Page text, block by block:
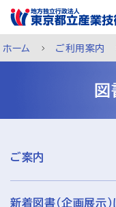
スキップして本文へ
ホーム ご利用案内
ご案内
新着図書（企画展示）